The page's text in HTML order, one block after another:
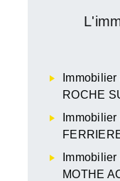
Honoraires charge acquéreur
Voir le
Immobilier
ROCHE
Immobilier
Immobilier
MOTHE